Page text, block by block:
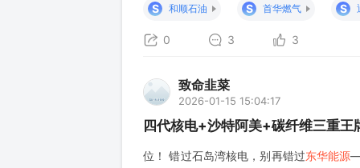
S 和顺石油 S 首华燃气 S
0 3 3
致命韭菜
2026-01-15 15:04:17
四代核电+沙特阿美+碳纤维三重
位！ 错过石岛湾核电，别再错过东华能源